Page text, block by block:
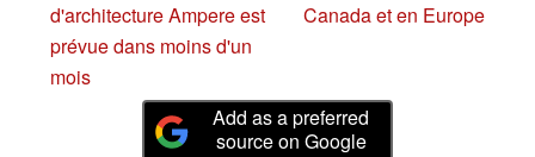
d'architecture Ampere est
prévue dans moins d'un
mois
Canada et en Europe
Add as a preferred
source on Google